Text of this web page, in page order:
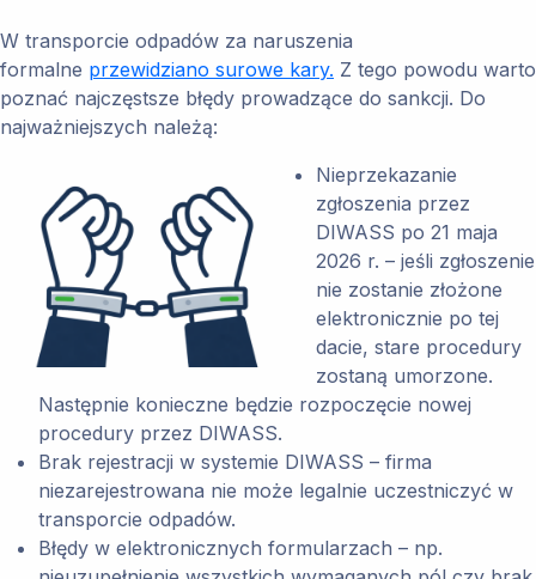
W transporcie odpadów za naruszenia
formalne przewidziano surowe kary. Z tego powodu warto
poznać najczęstsze błędy prowadzące do sankcji. Do
najważniejszych należą:
Nieprzekazanie
zgłoszenia przez
DIWASS po 21 maja
2026 r. – jeśli zgłoszenie
nie zostanie złożone
elektronicznie po tej
dacie, stare procedury
zostaną umorzone.
Następnie konieczne będzie rozpoczęcie nowej
procedury przez DIWASS.
Brak rejestracji w systemie DIWASS – firma
niezarejestrowana nie może legalnie uczestniczyć w
transporcie odpadów.
Błędy w elektronicznych formularzach – np.